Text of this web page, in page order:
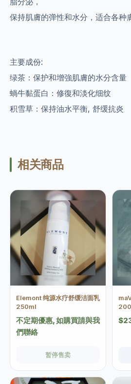
保持肌膚的弹性和水分，适合各种
主要成份:
绿茶：保护和增強肌膚的水分含量
蝸牛黏蛋白：修復和淡化细纹
积雪草：保持油水平衡, 舒缓抗炎
相关商品
Elemont 纯源水疗舒缓洁面乳
250ml
不定期優惠, 如購買請與我
們聯絡
暂停售卖